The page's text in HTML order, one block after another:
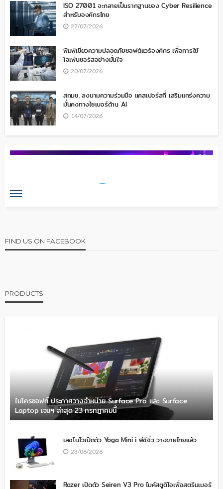
ISO 27001 จะกลายเป็นรากฐานของ Cyber Resilience
สำหรับองค์กรไทย
27/07/2026
พิมพ์เขียวความปลอดภัยซอฟต์แวร์องค์กร เพื่อการใช้
โอเพ่นซอร์สอย่างมั่นใจ
20/07/2026
สกมช. ลงนามความร่วมมือ แคสเปอร์สกี้ เสริมแกร่งความ
มั่นคงทางไซเบอร์ด้าน AI
14/07/2026
FIND US ON FACEBOOK
PRODUCTS
ไมโครซอฟท์ ประกาศวางจำหน่าย Surface Pro และ Surface
Laptop เจนฯ ล่าสุด 23 กรกฎาคมนี้
เลอโนโวเปิดตัว Yoga Mini i พีซีจิ๋ว วางขายไทยแล้ว
23/06/2026
Razer เปิดตัว Seiren V3 Pro ไมค์สตูดิโอเพื่อสตรีมเมอร์